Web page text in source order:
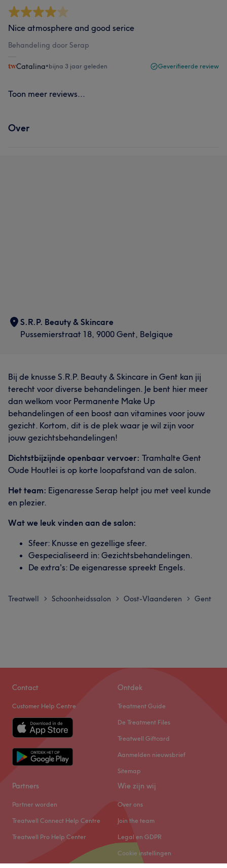
Nice atmosphere and good serice
Behandeling door Serap
Catalina•bijna 3 jaar geleden Geverifieerde review
Toon meer reviews...
Over
S.R.P. Beauty & Skincare
Pussemierstraat 18, 9000 Gent, Belgique
Bij de knusse S.R.P. Beauty & Skincare in Gent kan jij
terecht voor diverse behandelingen. Je bent hier meer
dan welkom voor Permanente Make Up
behandelingen of een boost aan vitamines voor jouw
gezicht. Kortom, dit is de plek waar je wil zijn voor
jouw gezichtsbehandelingen!
Dichtstbijzijnde openbaar vervoer: Tramhalte Gent
Oude Houtlei is op korte loopafstand van de salon.
Het team: Eigenaresse Serap helpt jou met veel kunde
en plezier.
Wat we leuk vinden aan de salon:
Sfeer: Knusse en gezellige sfeer.
Gespecialiseerd in: Gezichtsbehandelingen.
De extra's: De eigenaresse spreekt Engels.
Treatwell > Schoonheidssalon > Oost-Vlaanderen > Gent
Contact
Customer Help Centre
Ontdek
Treatment Guide
De Treatment Files
Treatwell Giftcard
Aanmelden nieuwsbrief
Sitemap
Partners
Partner worden
Treatwell Connect Help Centre
Treatwell Pro Help Center
Wie zijn wij
Over ons
Join the team
Legal en GDPR
Cookie instellingen